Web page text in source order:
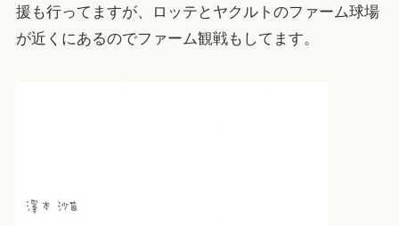
援も行ってますが、ロッテとヤクルトのファーム球場
が近くにあるのでファーム観戦もしてます。